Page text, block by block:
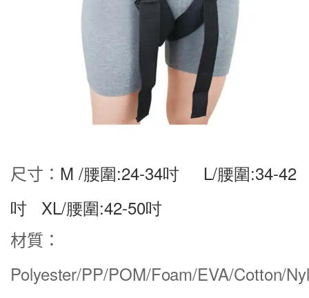
尺寸： M /腰圍:24-34吋     L/腰圍:34-42
吋   XL/腰圍:42-50吋
材質：
Polyester/PP/POM/Foam/EVA/Cotton/